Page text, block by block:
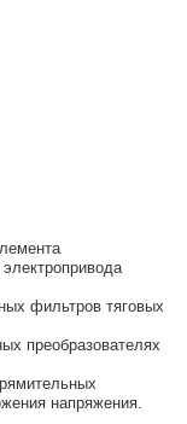
фильтров тяговых
преобразователях
напряжения.